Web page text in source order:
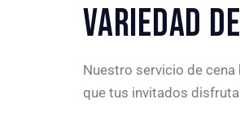
VARIEDAD
Nuestro servicio de
que tus invitados